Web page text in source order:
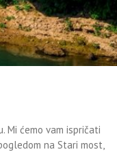
ćemo vam ispričati
na Stari most,